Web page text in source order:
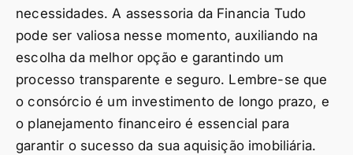
necessidades. A assessoria da Financia Tudo
pode ser valiosa nesse momento, auxiliando na
escolha da melhor opção e garantindo um
processo transparente e seguro. Lembre-se que
o consórcio é um investimento de longo prazo, e
o planejamento financeiro é essencial para
garantir o sucesso da sua aquisição imobiliária.